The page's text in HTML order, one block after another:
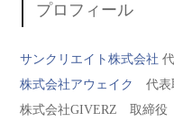
プロフィール
サンクリエイト株式会社
株式会社アウェイク
代表
株式会社GIVERZ 取締役